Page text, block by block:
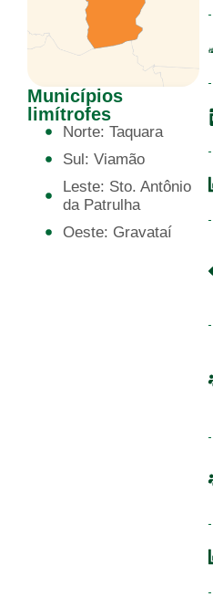
Municípios
limítrofes
Norte: Taquara
Sul: Viamão
Leste: Sto. Antônio
da Patrulha
Oeste: Gravataí